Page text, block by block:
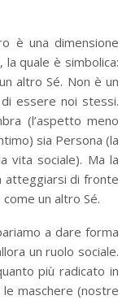
dimensione
quale è simbolica:
altro Sé. Non è un
essere noi stessi.
(l’aspetto meno
sia Persona (la
vita sociale). Ma la
atteggiarsi di fronte
un altro Sé.
a dare forma
un ruolo sociale.
più radicato in
maschere (nostre